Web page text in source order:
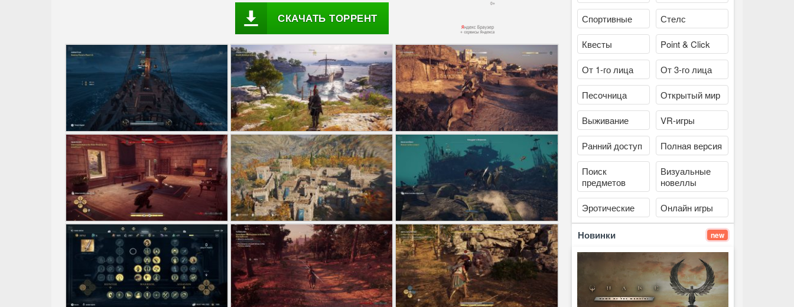
СКАЧАТЬ ТОРРЕНТ Спортивные Стелс
Квесты Point & Click
От 1-го лица От 3-го лица
Песочница Открытый мир
Выживание VR-игры
Ранний доступ Полная версия
Поиск
предметов
Визуальные
новеллы
Эротические Онлайн игры
Новинки new